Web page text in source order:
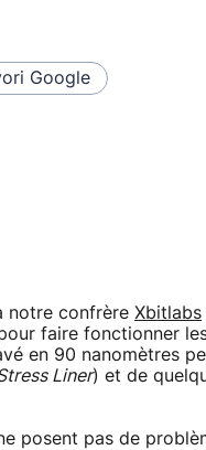
Google
notre confrère Xbitlabs
faire fonctionner
en 90 nanomètres
Liner) et de
posent pas de